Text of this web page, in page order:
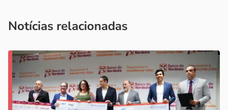
Notícias relacionadas